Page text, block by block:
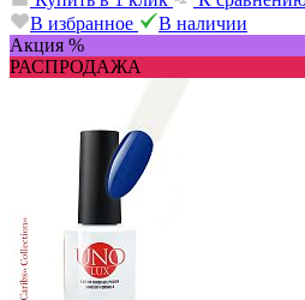
В избранное
В наличии
Акция %
РАСПРОДАЖА